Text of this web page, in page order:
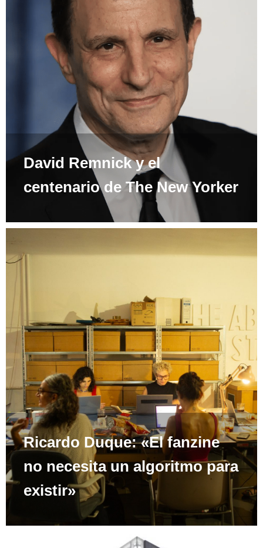
David Remnick y el
centenario de The New Yorker
Ricardo Duque: «El fanzine
no necesita un algoritmo para
existir»